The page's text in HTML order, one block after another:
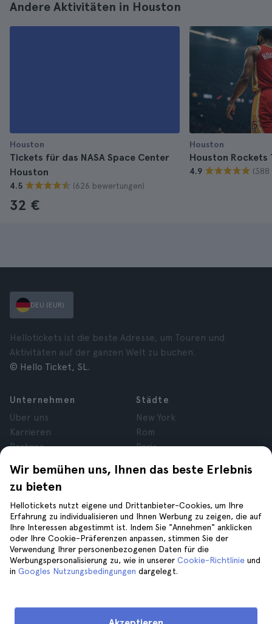
Andere Aktivitäten in Houston
Houston
Tickets für das NASA Space Center
Houston
4.5 (626 bewertungen)
32 €
Houston
Houston Rockets
4.9 (388
Wir bemühen uns, Ihnen das beste Erlebnis
zu bieten
Hellotickets nutzt eigene und Drittanbieter-Cookies, um Ihre
Erfahrung zu individualisieren und Ihnen Werbung zu zeigen, die auf
Ihre Interessen abgestimmt ist. Indem Sie "Annehmen" anklicken
oder Ihre Cookie-Präferenzen anpassen, stimmen Sie der
Verwendung Ihrer personenbezogenen Daten für die
Werbungspersonalisierung zu, wie in unserer Cookie-Richtlinie und
in Googles Nutzungsbedingungen dargelegt.
DEU (EUR)
Hellotickets ist die beste Adresse, um Touren und
Aktivitäten auf der ganzen Welt zu buchen.
© Hello Ticket, SL.
Unternehmen
Über uns
Karrieren
Partner
Datenschutz
Allgemeine
Geschäftsbedingungen
Cookies
Impressum
Städte
New York
Rom
Paris
Granada
Teneriffa
Hilfe
Folge uns auf